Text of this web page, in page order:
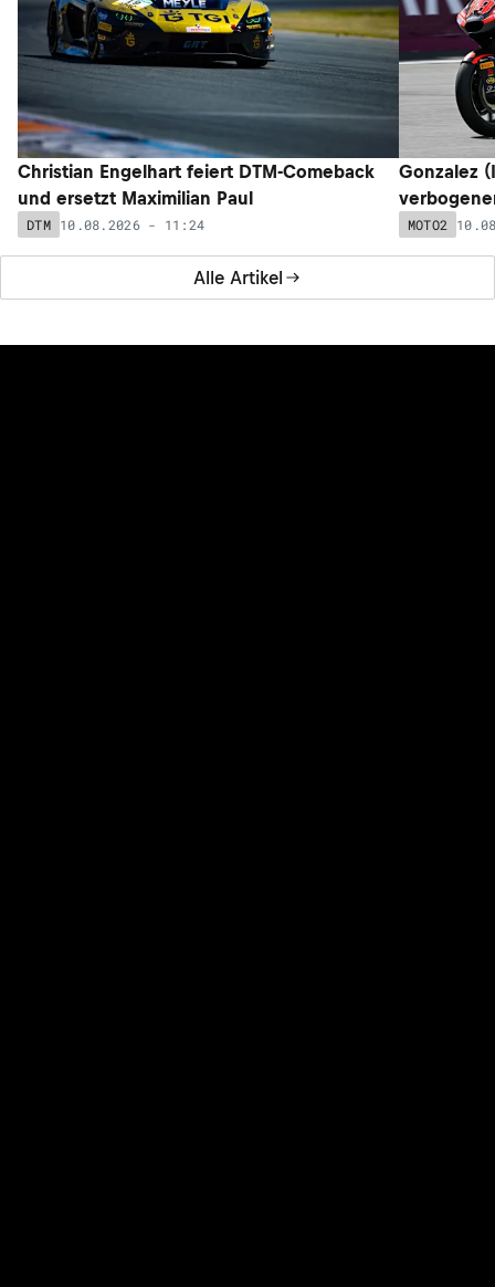
Alle Artikel
Christian Engelhart feiert DTM-Comeback
und ersetzt Maximilian Paul
DTM 10.08.2026 - 11:24
Gonzalez
MOTO2